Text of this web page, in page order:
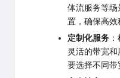
体流服务等场
置，确保高效
定制化服务
灵活的带宽
要选择不同带